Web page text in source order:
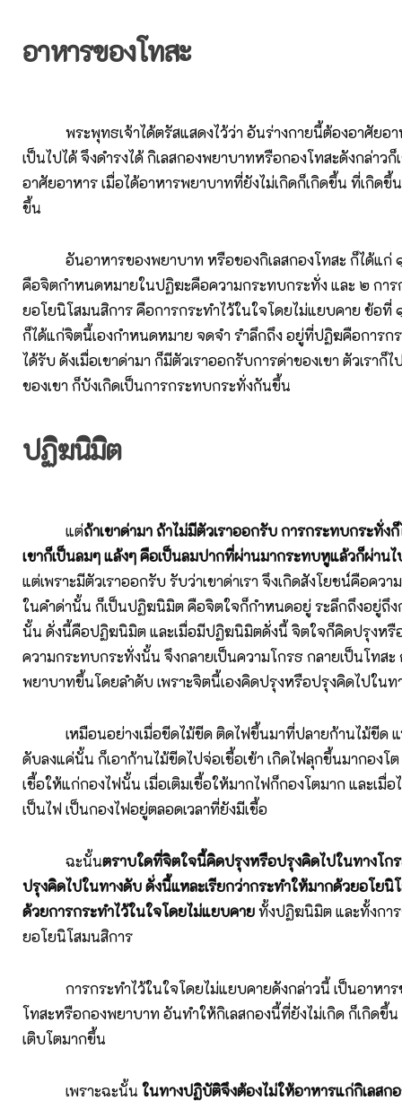
อาหารของโทสะ
พระพุทธเจ้าได้ตรัสแสดงไว้ว่า อันร่างกายนี้ต้องอาศัยอา
เป็นไปได้ จึงดำรงได้ กิเลสกองพยาบาทหรือกองโทสะดังกล่าวก็
อาศัยอาหาร เมื่อได้อาหารพยาบาทที่ยังไม่เกิดก็เกิดขึ้น ที่เกิดขึ้
ขึ้น
อันอาหารของพยาบาท หรือของกิเลสกองโทสะ ก็ได้แก่
คือจิตกำหนดหมายในปฏิฆะคือความกระทบกระทั่ง และ ๒ การ
ยอโยนิโสมนสิการ คือการกระทำไว้ในใจโดยไม่แยบคาย ข้อ
ก็ได้แก่จิตนี้เองกำหนดหมาย จดจำ รำลึกถึง อยู่ที่ปฏิฆคือการก
ได้รับ ดังเมื่อเขาด่ามา ก็มีตัวเราออกรับการด่าของเขา ตัวเราก็
ของเขา ก็บังเกิดเป็นการกระทบกระทั่งกันขึ้น
ปฏิฆนิมิต
แต่ถ้าเขาด่ามา ถ้าไม่มีตัวเราออกรับ การกระทบกระทั่ง
เขาก็เป็นลมๆ แล้งๆ คือเป็นลมปากที่ผ่านมากระทบหูแล้วก็ผ่าน
แต่เพราะมีตัวเราออกรับ รับว่าเขาด่าเรา จึงเกิดสังโยชน์คือคว
ในคำด่านั้น ก็เป็นปฏิฆนิมิต คือจิตใจก็กำหนดอยู่ ระลึกถึงอยู่ถึง
นั้น ดั่งนี้คือปฏิฆนิมิต และเมื่อมีปฏิฆนิมิตดั่งนี้ จิตใจก็คิดปรุงหรื
ความกระทบกระทั่งนั้น จึงกลายเป็นความโกรธ กลายเป็นโทสะ
พยาบาทขึ้นโดยลำดับ เพราะจิตนี้เองคิดปรุงหรือปรุงคิดไปในท
เหมือนอย่างเมื่อขีดไม้ขีด ติดไฟขึ้นมาที่ปลายก้านไม้ขีด แ
ดับลงแค่นั้น ก็เอาก้านไม้ขีดไปจ่อเชื้อเข้า เกิดไฟลุกขึ้นมากองโ
เชื้อให้แก่กองไฟนั้น เมื่อเติมเชื้อให้มากไฟก็กองโตมาก และเมื่อ
เป็นไฟ เป็นกองไฟอยู่ตลอดเวลาที่ยังมีเชื้อ
ฉะนั้นตราบใดที่จิตใจนี้คิดปรุงหรือปรุงคิดไปในทางโก
ปรุงคิดไปในทางดับ ดั่งนี้แหละเรียกว่ากระทำให้มากด้วยอโยนิ
ด้วยการกระทำไว้ในใจโดยไม่แยบคายทั้งปฏิฆนิมิต และทั้งกา
ยอโยนิโสมนสิการ
การกระทำไว้ในใจโดยไม่แยบคายดังกล่าวนี้ เป็นอาหาร
โทสะหรือกองพยาบาท อันทำให้กิเลสกองนี้ที่ยังไม่เกิด ก็เกิดขึ้
เติบโตมากขึ้น
เพราะฉะนั้น ในทางปฏิบัติจึงต้องไม่ให้อาหารแก่กิเลสก